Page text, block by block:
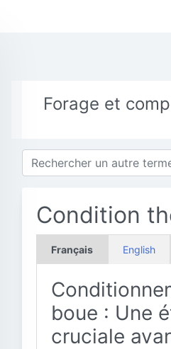
Forage et
Condition
Français English
boue : Une
cruciale